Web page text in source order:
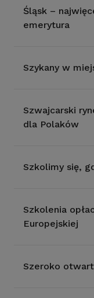
Śląsk –
emerytura
Szykany w
Szwajcarski
dla Polaków
Szkolimy się,
Szkolenia
Europejskiej
Szeroko